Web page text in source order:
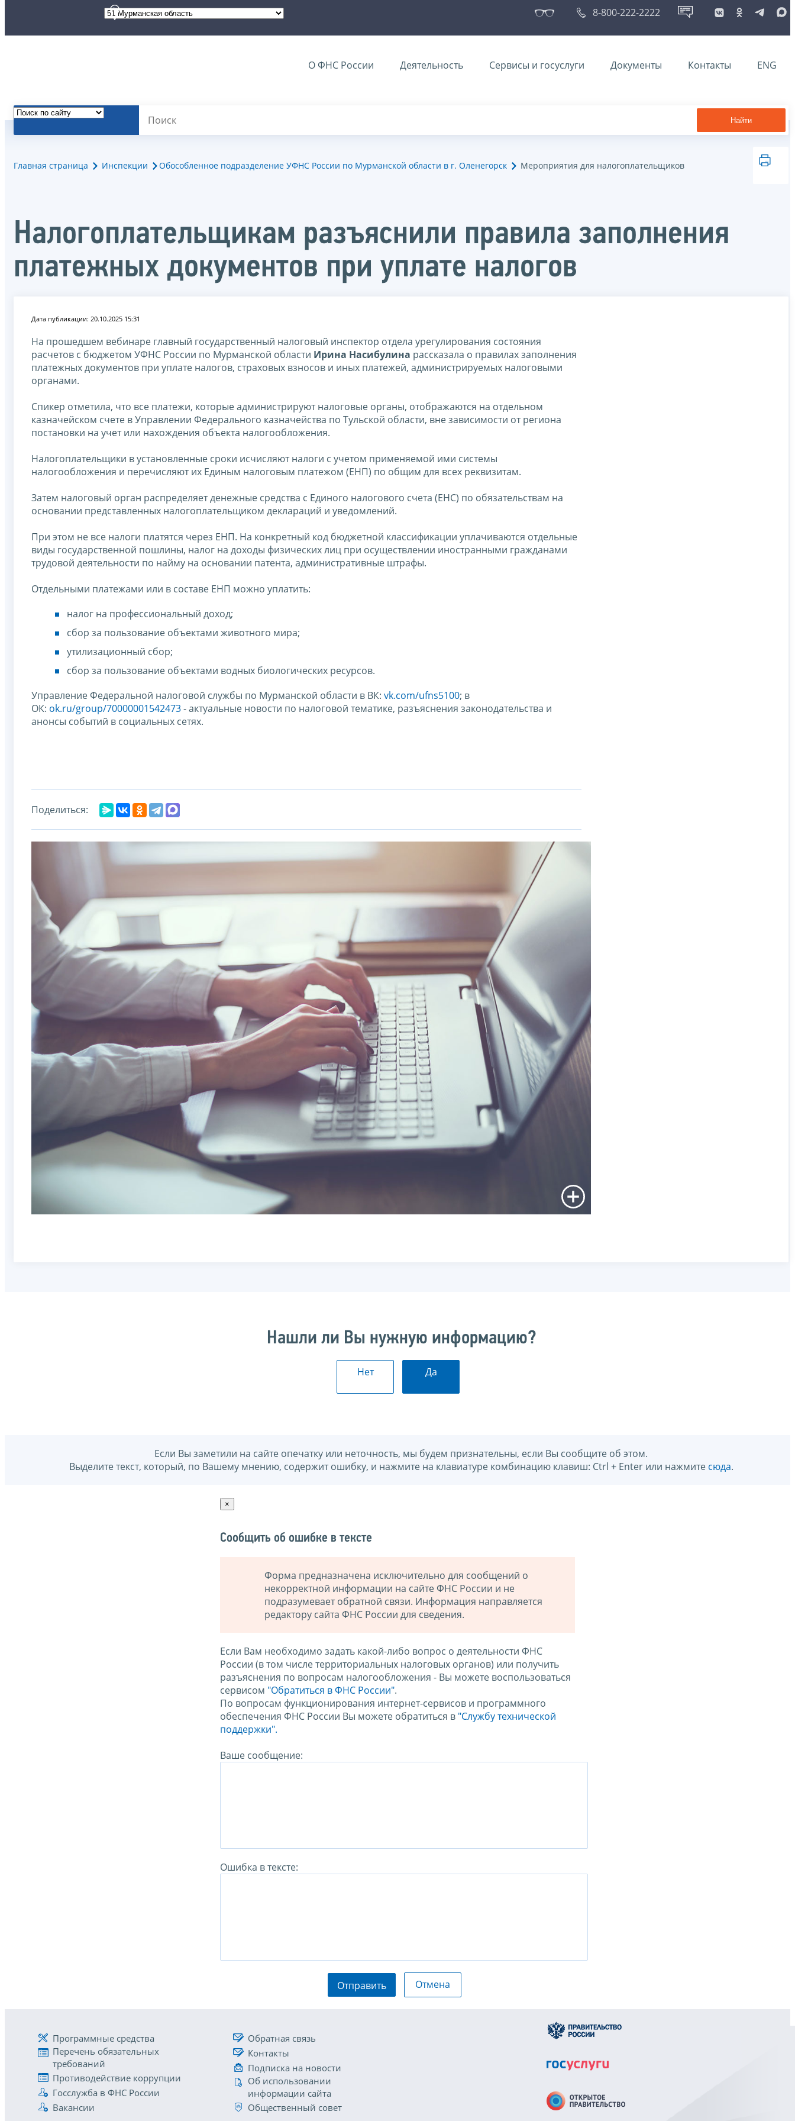
8-800-222-2222
О ФНС России Деятельность Сервисы и госуслуги Документы Контакты ENG
Найти
Главная страница Инспекции Обособленное подразделение УФНС России по Мурманской области в г. Оленегорск Мероприятия для налогоплательщиков
Налогоплательщикам разъяснили правила заполнения
платежных документов при уплате налогов
Дата публикации: 20.10.2025 15:31
На прошедшем вебинаре главный государственный налоговый инспектор отдела урегулирования состояния
расчетов с бюджетом УФНС России по Мурманской области Ирина Насибулина рассказала о правилах заполнения
платежных документов при уплате налогов, страховых взносов и иных платежей, администрируемых налоговыми
органами.
Спикер отметила, что все платежи, которые администрируют налоговые органы, отображаются на отдельном
казначейском счете в Управлении Федерального казначейства по Тульской области, вне зависимости от региона
постановки на учет или нахождения объекта налогообложения.
Налогоплательщики в установленные сроки исчисляют налоги с учетом применяемой ими системы
налогообложения и перечисляют их Единым налоговым платежом (ЕНП) по общим для всех реквизитам.
Затем налоговый орган распределяет денежные средства с Единого налогового счета (ЕНС) по обязательствам на
основании представленных налогоплательщиком деклараций и уведомлений.
При этом не все налоги платятся через ЕНП. На конкретный код бюджетной классификации уплачиваются отдельные
виды государственной пошлины, налог на доходы физических лиц при осуществлении иностранными гражданами
трудовой деятельности по найму на основании патента, административные штрафы.
Отдельными платежами или в составе ЕНП можно уплатить:
налог на профессиональный доход;
сбор за пользование объектами животного мира;
утилизационный сбор;
сбор за пользование объектами водных биологических ресурсов.
Управление Федеральной налоговой службы по Мурманской области в ВК: vk.com/ufns5100; в
ОК: ok.ru/group/70000001542473- актуальные новости по налоговой тематике, разъяснения законодательства и
анонсы событий в социальных сетях.
Поделиться:
Нашли ли Вы нужную информацию?
Нет Да
Если Вы заметили на сайте опечатку или неточность, мы будем признательны, если Вы сообщите об этом.
Выделите текст, который, по Вашему мнению, содержит ошибку, и нажмите на клавиатуре комбинацию клавиш: Ctrl + Enter или нажмите сюда.
×
Сообщить об ошибке в тексте
Форма предназначена исключительно для сообщений о
некорректной информации на сайте ФНС России и не
подразумевает обратной связи. Информация направляется
редактору сайта ФНС России для сведения.
Если Вам необходимо задать какой-либо вопрос о деятельности ФНС
России (в том числе территориальных налоговых органов) или получить
разъяснения по вопросам налогообложения - Вы можете воспользоваться
сервисом "Обратиться в ФНС России".
По вопросам функционирования интернет-сервисов и программного
обеспечения ФНС России Вы можете обратиться в "Службу технической
поддержки".
Ваше сообщение:
Ошибка в тексте:
Отправить Отмена
Программные средства
Перечень обязательных
требований
Противодействие коррупции
Госслужба в ФНС России
Вакансии
Обратная связь
Контакты
Подписка на новости
Об использовании
информации сайта
Общественный совет